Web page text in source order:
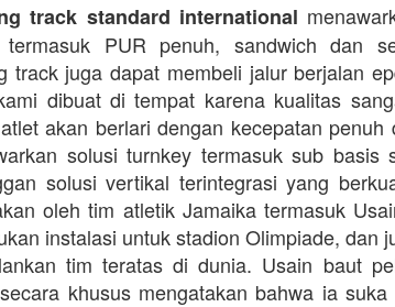
track standard international
termasuk PUR penuh, sandwich dan
track juga dapat membeli jalur berjalan
dibuat di tempat karena kualitas
akan berlari dengan kecepatan
solusi turnkey termasuk sub basis
solusi vertikal terintegrasi yang
oleh tim atletik Jamaika termasuk
instalasi untuk stadion Olimpiade, dan
tim teratas di dunia. Usain baut
khusus mengatakan bahwa ia